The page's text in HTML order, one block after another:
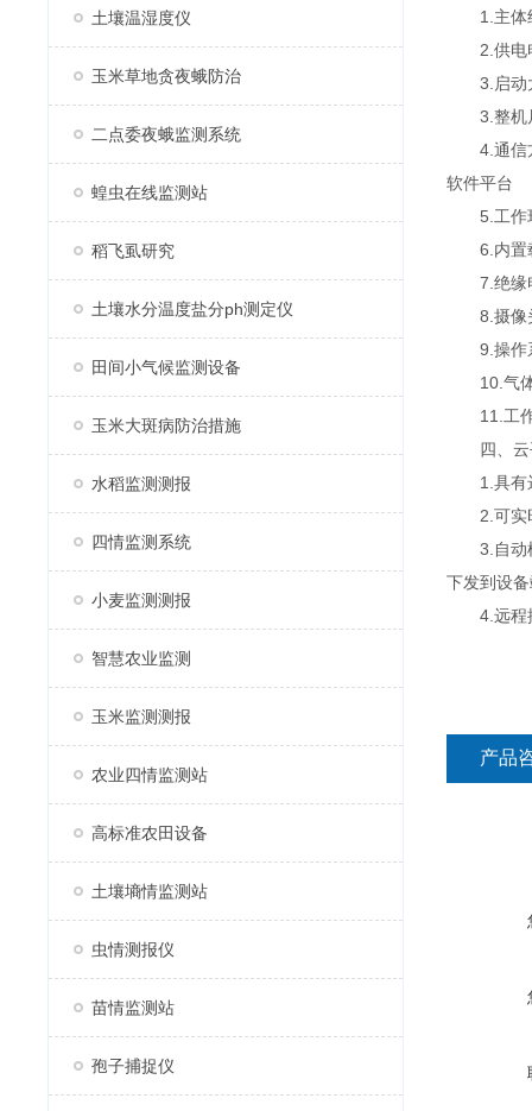
土壤温湿度仪
玉米草地贪夜蛾防治
二点委夜蛾监测系统
蝗虫在线监测站
稻飞虱研究
土壤水分温度盐分ph测定仪
田间小气候监测设备
玉米大斑病防治措施
水稻监测测报
四情监测系统
小麦监测测报
智慧农业监测
玉米监测测报
农业四情监测站
高标准农田设备
土壤墒情监测站
虫情测报仪
苗情监测站
孢子捕捉仪
1.主体
2.供电电
3.启动大
3.整机尺
4.通信方
软件平台
5.工作环
6.内置载
7.绝缘
8.摄像
9.操作
10.气体
11.工作
四、云
1.具有远
2.可实时
3.自动模
下发到设
4.远程控
产品